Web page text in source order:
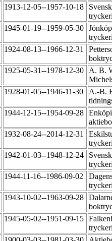
1913-12-05--1957-10-18
1945-01-19--1959-05-30
1924-08-13--1966-12-31
1925-05-31--1978-12-30
A. B.
1928-01-05--1946-11-30
A.-B.
1944-12-15--1954-09-28
1932-08-24--2014-12-31
1942-01-03--1948-12-24
1944-11-16--1986-09-02
1943-10-02--1963-09-28
1945-05-02--1951-09-15